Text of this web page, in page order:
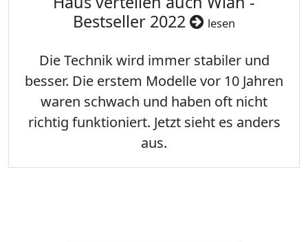
Bestseller 2022
lesen
Die Technik wird immer stabiler und
besser. Die erstem Modelle vor 10 Jahren
waren schwach und haben oft nicht
richtig funktioniert. Jetzt sieht es anders
aus.